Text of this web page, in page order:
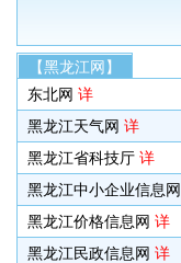
【黑龙江网】
东北网 详
黑龙江天气网 详
黑龙江省科技厅 详
黑龙江中小企业信息网
黑龙江价格信息网 详
黑龙江民政信息网 详